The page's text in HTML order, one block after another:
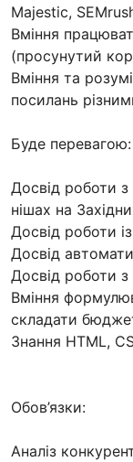
Majestic,
Вміння
(просунутий
Вміння та
посилань
Буде перевагою:
Досвід роботи
нішах на
Досвід роботи
Досвід
Досвід роботи
Вміння
складати
Знання HTML,
Обов’язки:
Аналіз